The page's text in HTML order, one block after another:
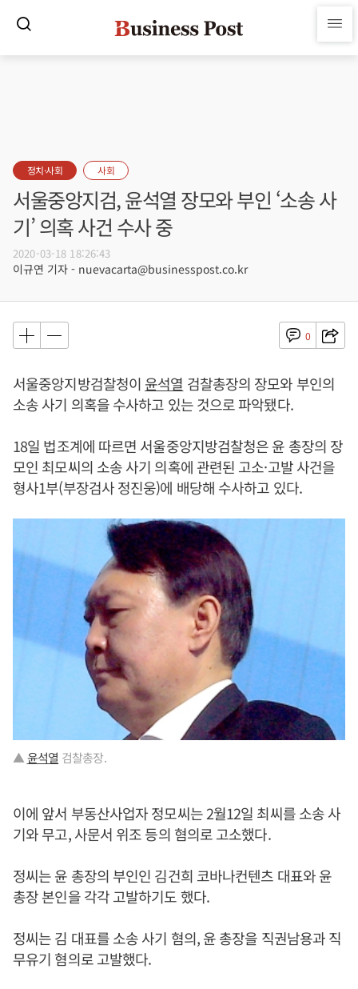
정치·사회 사회
서울중앙지검, 윤석열 장모와 부인 ‘소송 사
기’ 의혹 사건 수사 중
2020-03-18 18:26:43
이규연 기자 - nuevacarta@businesspost.co.kr
0
서울중앙지방검찰청이 윤석열 검찰총장의 장모와 부인의
소송 사기 의혹을 수사하고 있는 것으로 파악됐다.
18일 법조계에 따르면 서울중앙지방검찰청은 윤 총장의 장
모인 최모씨의 소송 사기 의혹에 관련된 고소·고발 사건을
형사1부(부장검사 정진웅)에 배당해 수사하고 있다.
▲윤석열 검찰총장.
이에 앞서 부동산사업자 정모씨는 2월12일 최씨를 소송 사
기와 무고, 사문서 위조 등의 혐의로 고소했다.
정씨는 윤 총장의 부인인 김건희 코바나컨텐츠 대표와 윤
총장 본인을 각각 고발하기도 했다.
정씨는 김 대표를 소송 사기 혐의, 윤 총장을 직권남용과 직
무유기 혐의로 고발했다.